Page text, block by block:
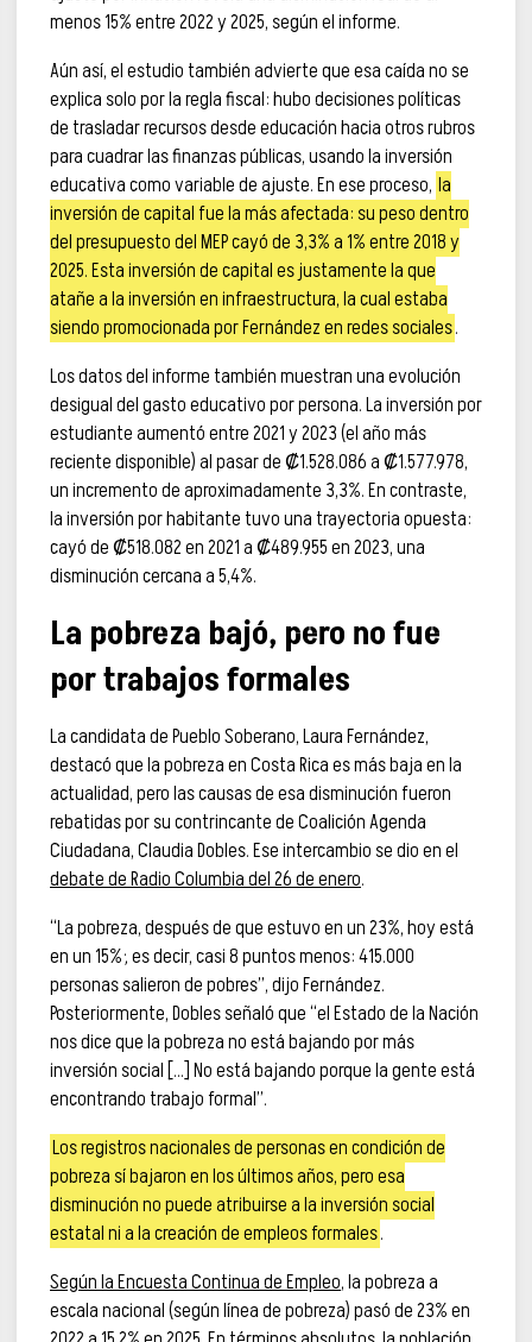
menos 15% entre 2022 y 2025, según el informe.
Aún así, el estudio también advierte que esa caída no se
explica solo por la regla fiscal: hubo decisiones políticas
de trasladar recursos desde educación hacia otros rubros
para cuadrar las finanzas públicas, usando la inversión
educativa como variable de ajuste. En ese proceso, la
inversión de capital fue la más afectada: su peso dentro
del presupuesto del MEP cayó de 3,3% a 1% entre 2018 y
2025. Esta inversión de capital es justamente la que
atañe a la inversión en infraestructura, la cual estaba
siendo promocionada por Fernández en redes sociales.
Los datos del informe también muestran una evolución
desigual del gasto educativo por persona. La inversión por
estudiante aumentó entre 2021 y 2023 (el año más
reciente disponible) al pasar de ₡1.528.086 a ₡1.577.978,
un incremento de aproximadamente 3,3%. En contraste,
la inversión por habitante tuvo una trayectoria opuesta:
cayó de ₡518.082 en 2021 a ₡489.955 en 2023, una
disminución cercana a 5,4%.
La pobreza bajó, pero no fue
por trabajos formales
La candidata de Pueblo Soberano, Laura Fernández,
destacó que la pobreza en Costa Rica es más baja en la
actualidad, pero las causas de esa disminución fueron
rebatidas por su contrincante de Coalición Agenda
Ciudadana, Claudia Dobles. Ese intercambio se dio en el
debate de Radio Columbia del 26 de enero.
“La pobreza, después de que estuvo en un 23%, hoy está
en un 15%; es decir, casi 8 puntos menos: 415.000
personas salieron de pobres”, dijo Fernández.
Posteriormente, Dobles señaló que “el Estado de la Nación
nos dice que la pobreza no está bajando por más
inversión social […] No está bajando porque la gente está
encontrando trabajo formal”.
Los registros nacionales de personas en condición de
pobreza sí bajaron en los últimos años, pero esa
disminución no puede atribuirse a la inversión social
estatal ni a la creación de empleos formales.
Según la Encuesta Continua de Empleo, la pobreza a
escala nacional (según línea de pobreza) pasó de 23% en